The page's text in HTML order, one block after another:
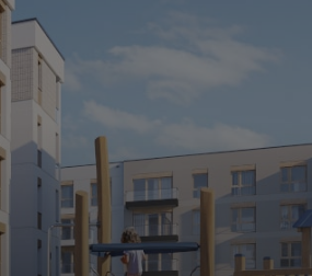
Dla inwestora
Kariera